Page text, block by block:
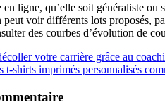
ligne, qu’elle soit généraliste
peut voir différents lots proposés,
des courbes d’évolution de
votre carrière grâce au
t-shirts imprimés personnalisés